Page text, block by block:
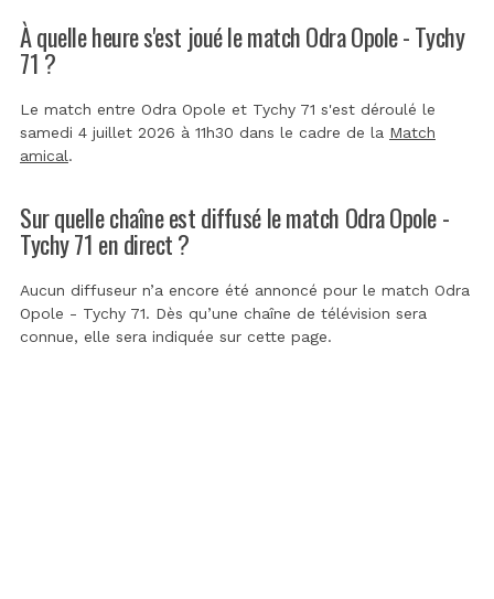
À quelle heure s'est joué le match Odra Opole - Tychy
71 ?
Le match entre Odra Opole et Tychy 71 s'est déroulé le
samedi 4 juillet 2026 à 11h30 dans le cadre de la Match
amical.
Sur quelle chaîne est diffusé le match Odra Opole -
Tychy 71 en direct ?
Aucun diffuseur n’a encore été annoncé pour le match Odra
Opole - Tychy 71. Dès qu’une chaîne de télévision sera
connue, elle sera indiquée sur cette page.